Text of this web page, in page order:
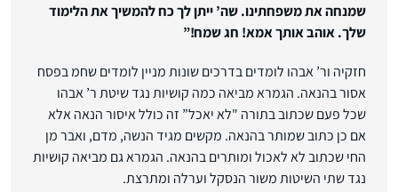
שמנחה את משפחתינו. שה’ ייתן לך כח להמשיך את הלימוד
שלך. אוהב אותך אמא! חג שמח!”
חזקיה ור’ אבהו לומדים בדרכים שונות מניין לומדים שחמ בפסח
אסור בהנאה. הגמרא מביאה כמה קושיות נגד שיטת ר’ אבהו
שכל פעם שכתוב בתורה "לא יאכל” זה כולל איסור הנאה אלא
אם כן כתוב שמותר בהנאה. מקשים מגיד הנשה, מדם, ואבר מן
החי שכתוב לא לאכול ומותרים בהנאה. הגמרא גם מביאה קושיות
נגד שתי השיטות משור הנסקל וערלה ומתרצת.